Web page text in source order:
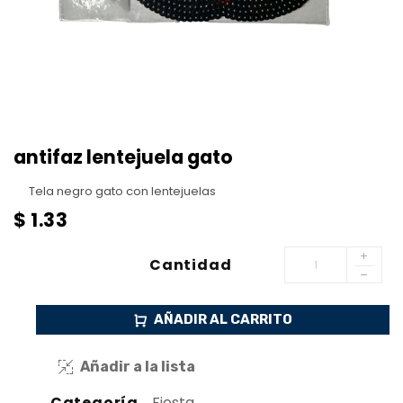
antifaz lentejuela gato
Tela negro gato con lentejuelas
$ 1.33
Cantidad
AÑADIR AL CARRITO
Añadir a la lista